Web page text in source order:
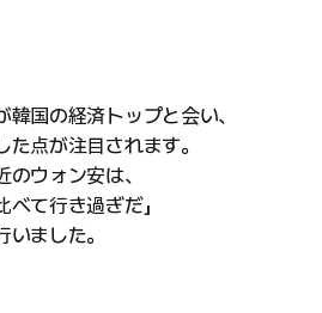
国の経済トップと会い、
点が注目されます。
ウォン安は、
て行き過ぎだ」
ました。